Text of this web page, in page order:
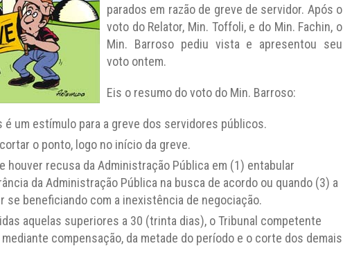
parados em razão de greve de servidor. Após o
voto do Relator, Min. Toffoli, e do Min. Fachin, o
Min. Barroso pediu vista e apresentou seu
voto ontem.
Eis o resumo do voto do Min. Barroso:
um estímulo para a greve dos servidores públicos.
o ponto, logo no início da greve.
houver recusa da Administração Pública em (1) entabular
da Administração Pública na busca de acordo ou quando (3) a
beneficiando com a inexistência de negociação.
aquelas superiores a 30 (trinta dias), o Tribunal competente
compensação, da metade do período e o corte dos demais